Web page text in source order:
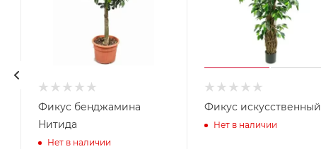
Фикус бенджамина
Нитида
Нет в наличии
Фикус искусственный
Нет в наличии